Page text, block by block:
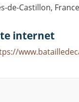
de-Castillon, France
internet